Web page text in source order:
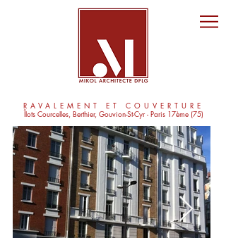
RAVALEMENT ET COUVERTURE
Îlots Courcelles, Berthier, Gouvion-St-Cyr - Paris 17ème (75)